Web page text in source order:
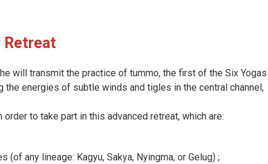
Retreat
will transmit the practice of tummo, the first of the Six Yogas
the energies of subtle winds and tigles in the central channel,
to take part in this advanced retreat, which are:
any lineage: Kagyu, Sakya, Nyingma, or Gelug) ;